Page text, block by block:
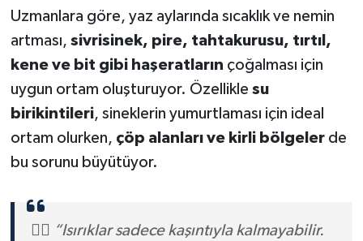
Uzmanlara göre, yaz aylarında sıcaklık ve nemin
artması, sivrisinek, pire, tahtakurusu, tırtıl,
kene ve bit gibi haşeratların çoğalması için
uygun ortam oluşturuyor. Özellikle su
birikintileri, sineklerin yumurtlaması için ideal
ortam olurken, çöp alanları ve kirli bölgelerde
bu sorunu büyütüyor.
👩‍⚕️ “Isırıklar sadece kaşıntıyla kalmayabilir.